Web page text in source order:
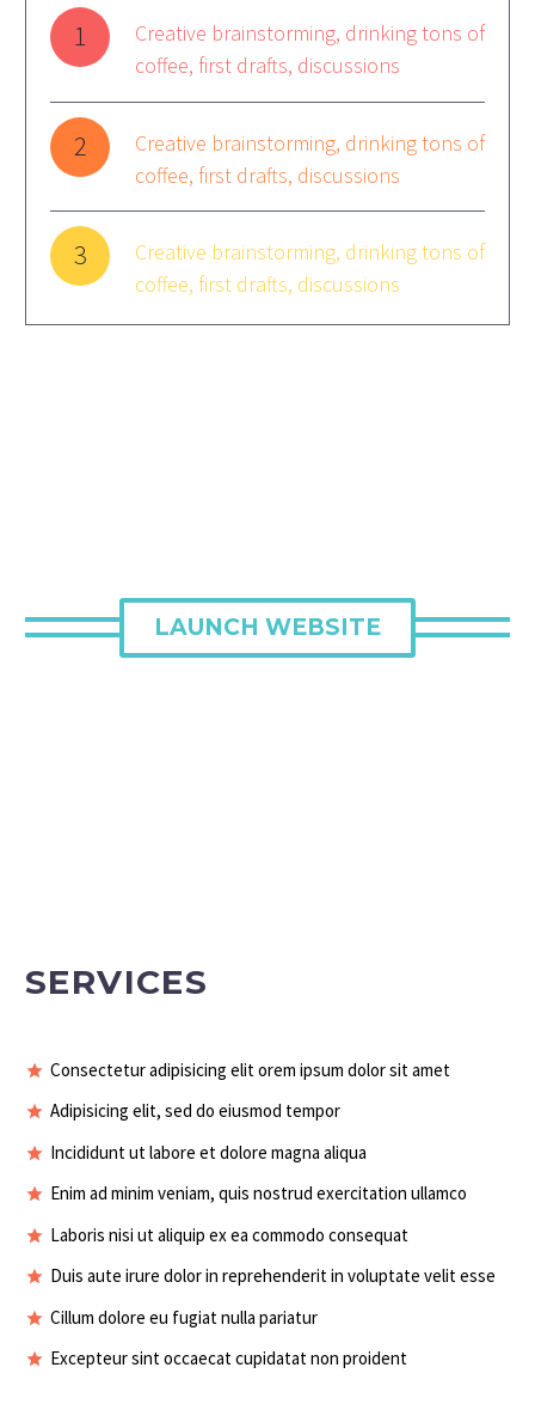
1
Creative brainstorming, drinking tons of
coffee, first drafts, discussions
2
Creative brainstorming, drinking tons of
coffee, first drafts, discussions
3
Creative brainstorming, drinking tons of
coffee, first drafts, discussions
LAUNCH WEBSITE
SERVICES
Consectetur adipisicing elit orem ipsum dolor sit amet
Adipisicing elit, sed do eiusmod tempor
Incididunt ut labore et dolore magna aliqua
Enim ad minim veniam, quis nostrud exercitation ullamco
Laboris nisi ut aliquip ex ea commodo consequat
Duis aute irure dolor in reprehenderit in voluptate velit esse
Cillum dolore eu fugiat nulla pariatur
Excepteur sint occaecat cupidatat non proident